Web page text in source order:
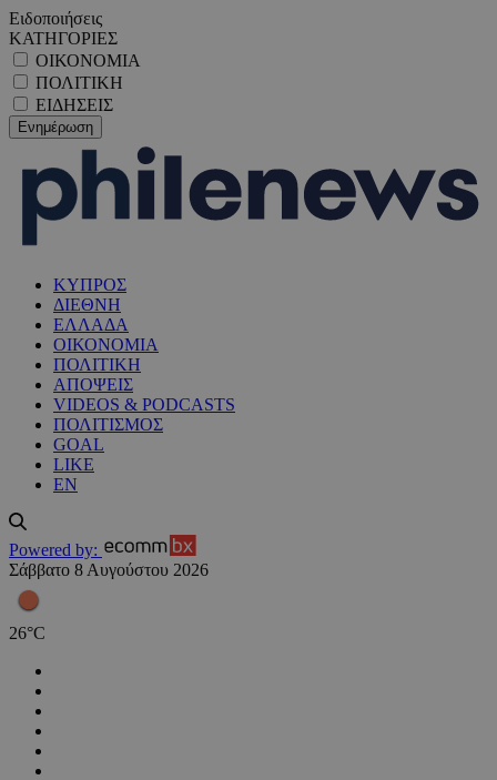
Ειδοποιήσεις
ΚΑΤΗΓΟΡΙΕΣ
ΟΙΚΟΝΟΜΙΑ
ΠΟΛΙΤΙΚΗ
ΕΙΔΗΣΕΙΣ
ΚΥΠΡΟΣ
ΔΙΕΘΝΗ
ΕΛΛΑΔΑ
ΟΙΚΟΝΟΜΙΑ
ΠΟΛΙΤΙΚΗ
ΑΠΟΨΕΙΣ
VIDEOS & PODCASTS
ΠΟΛΙΤΙΣΜΟΣ
GOAL
LIKE
EN
Powered by:
Σάββατο 8 Αυγούστου 2026
26°C